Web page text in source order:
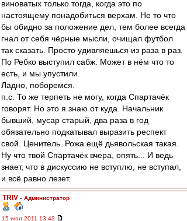
виноватых только тогда, когда это по
настоящему понадобиться верхам. Не то что
бы обидно за положение дел, тем более всегда
гнал от себя чёрные мысли, очищал футбол
так сказать. Просто удивляешься из раза в раз.
По Ребко выступил сабж. Может в нём что то
есть, и мы упустили.
Ладно, поборемся.
п.с. То же терпеть не могу, когда Спартачёк
говорят. Но это я знаю от куда. Начальник
бывший, мусар старый, два раза в год
обязательно подкатывал выразить респект
свой. Ценитель. Рожа ещё дьявольская такая.
Ну что твой Спартачёк вчера, опять... И ведь
знает, что в дискуссию не вступлю, не вступал,
и всё равно лезет.
TRIV - Администратор
15 июл 2011 13:43